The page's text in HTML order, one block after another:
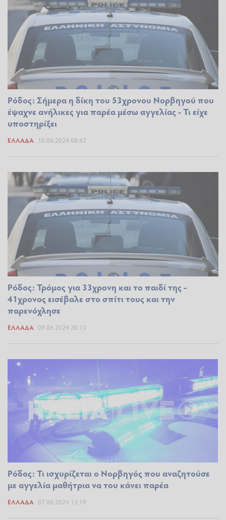
Ρόδος: Σήμερα η δίκη του 53χρονου Νορβηγού που
έψαχνε ανήλικες για παρέα μέσω αγγελίας - Τι είχε
υποστηρίξει
ΕΛΛΆΔΑ 10.06.2024 08:42
Ρόδος: Τρόμος για 33χρονη και το παιδί της -
41χρονος εισέβαλε στο σπίτι τους και την
παρενόχλησε
ΕΛΛΆΔΑ 09.06.2024 20:13
Ρόδος: Τι ισχυρίζεται ο Νορβηγός που αναζητούσε
με αγγελία μαθήτρια να του κάνει παρέα
ΕΛΛΆΔΑ 07.06.2024 13:19